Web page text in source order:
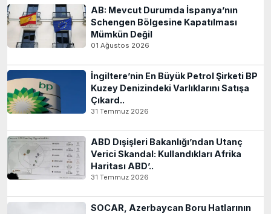
AB: Mevcut Durumda İspanya’nın
Schengen Bölgesine Kapatılması
Mümkün Değil
01 Ağustos 2026
İngiltere’nin En Büyük Petrol Şirketi BP
Kuzey Denizindeki Varlıklarını Satışa
Çıkard..
31 Temmuz 2026
ABD Dışişleri Bakanlığı’ndan Utanç
Verici Skandal: Kullandıkları Afrika
Haritası ABD’..
31 Temmuz 2026
SOCAR, Azerbaycan Boru Hatlarının